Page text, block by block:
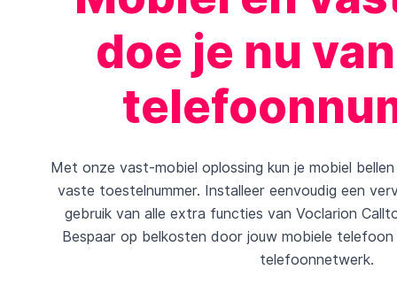
doe je nu
Met onze vast-mobiel oplossing kun je mobiel
vaste toestelnummer. Installeer eenvoudig een
gebruik van alle extra functies van Voclarion
Bespaar op belkosten door jouw mobiele
telefoonnetwerk.